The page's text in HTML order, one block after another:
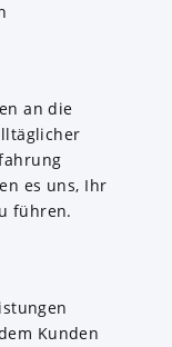
an die
es uns, Ihr
führen.
Kunden